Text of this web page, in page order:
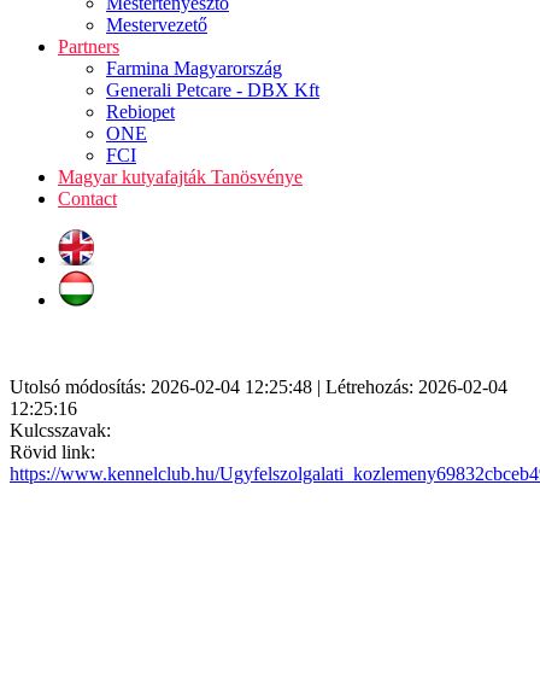
Mestervezető
Partners
Farmina Magyarország
Generali Petcare - DBX Kft
Rebiopet
ONE
FCI
Magyar kutyafajták Tanösvénye
Contact
Utolsó módosítás: 2026-02-04 12:25:48 | Létrehozás: 2026-02-04
12:25:16
Kulcsszavak:
Rövid link:
https://www.kennelclub.hu/